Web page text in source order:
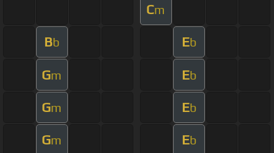
Cm
Bb Eb
Gm Eb
Gm Eb
Gm Eb